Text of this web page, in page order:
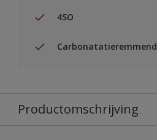
4SO
Carbonatatieremmend
Productomschrijving